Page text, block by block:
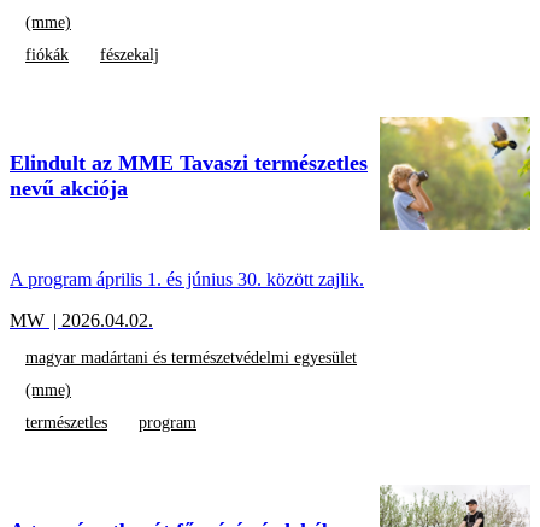
(mme)
fiókák
fészekalj
Elindult az MME Tavaszi természetles
nevű akciója
A program április 1. és június 30. között zajlik.
MW | 2026.04.02.
magyar madártani és természetvédelmi egyesület
(mme)
természetles
program